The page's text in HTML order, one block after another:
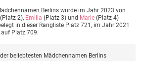
Berlins wurde im Jahr 2023 von
(Platz 2), Emilia (Platz 3) und Marie (Platz 4)
in dieser Rangliste Platz 721, im Jahr 2021
Platz 709.
beliebtesten Mädchennamen Berlins